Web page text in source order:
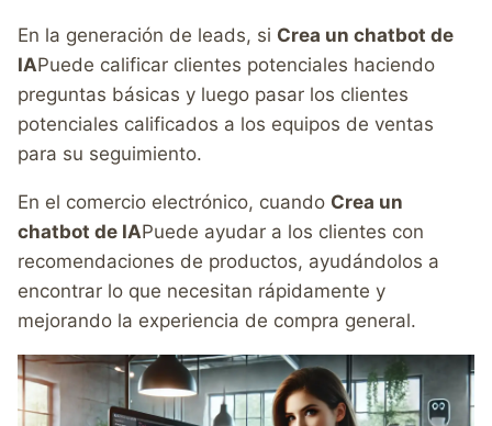
En la generación de leads, si Crea un chatbot de
IAPuede calificar clientes potenciales haciendo
preguntas básicas y luego pasar los clientes
potenciales calificados a los equipos de ventas
para su seguimiento.
En el comercio electrónico, cuando Crea un
chatbot de IAPuede ayudar a los clientes con
recomendaciones de productos, ayudándolos a
encontrar lo que necesitan rápidamente y
mejorando la experiencia de compra general.